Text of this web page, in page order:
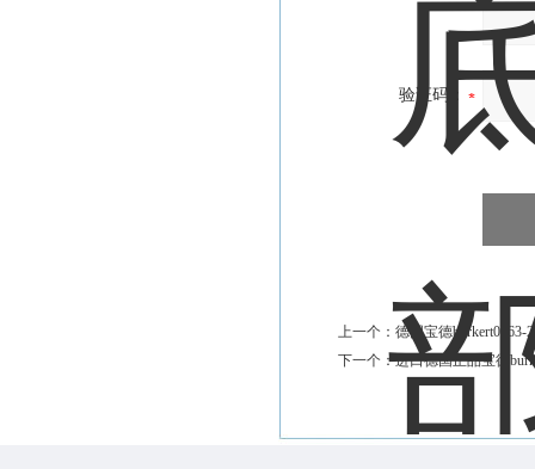
验证码：
上一个： 德国宝德burkert0263-
下一个：进口德国正品宝德